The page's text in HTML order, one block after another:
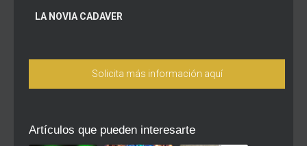
LA NOVIA CADAVER
Solicita más información aquí
Artículos que pueden interesarte